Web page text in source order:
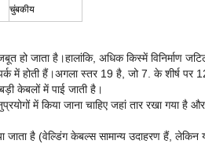
चुंबकीय
हो जाता है।हालांकि, अधिक किस्में विनिर्माण
में होती हैं।अगला स्तर 19 है, जो 7. के शीर्ष
केबलों में पाई जाती है।
में किया जाना चाहिए जहां तार रखा गया
है (वेल्डिंग केबल्स सामान्य उदाहरण हैं, लेकिन